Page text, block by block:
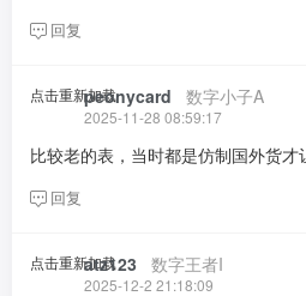
回复
点击重新加载peonycard 数字小子A
2025-11-28 08:59:17
比较老的表，当时都是仿制国外货才
回复
点击重新加载
atz123 数字王者I
2025-12-2 21:18:09